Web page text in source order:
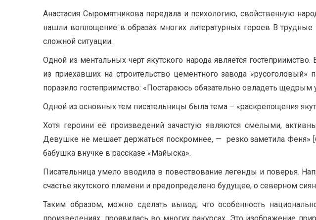
Анастасия Сыромятникова передала и психологию, свойственную
нашли воплощение в образах многих литературных героев В
сложной ситуации.
Одной из ментальных черт якутского народа является
из приехавших на строительство цементного завода
поразило гостеприимство: «Постараюсь обязательно овладеть щедрым
Одной из основных тем писательницы была тема – «раскрепощения
Хотя героини её произведений зачастую являются смелыми,
Девушке не мешает держаться поскромнее, — резко заметила Феня»
бабушка внучке в рассказе «Майыска».
Писательница умело вводила в повествование легенды и поверья.
счастье якутского племени и предопределено будущее, о северном
Таким образом, можно сделать вывод, что особенность